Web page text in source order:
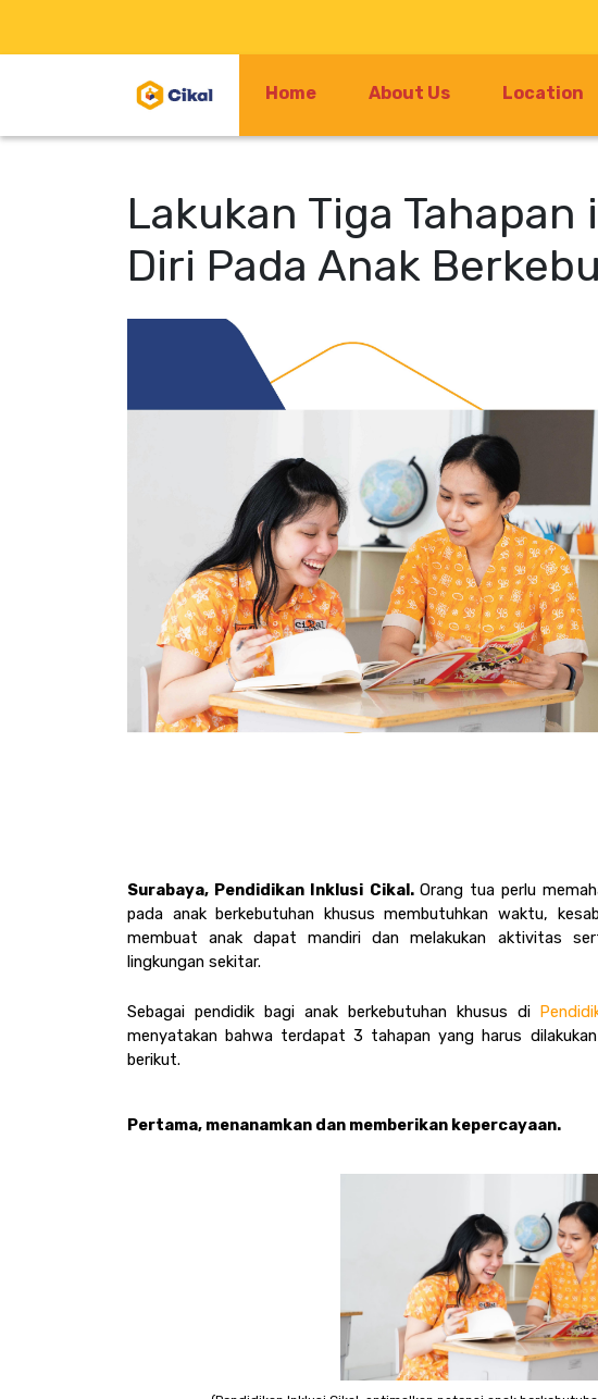
Home About Us Location
Lakukan Tiga
Diri Pada Anak
Surabaya, Pendidikan Inklusi Cikal. Orang tua perlu
pada anak berkebutuhan khusus membutuhkan waktu,
membuat anak dapat mandiri dan melakukan aktivitas
lingkungan sekitar.
Sebagai pendidik bagi anak berkebutuhan khusus di
menyatakan bahwa terdapat 3 tahapan yang harus
berikut.
Pertama, menanamkan dan memberikan kepercayaan.